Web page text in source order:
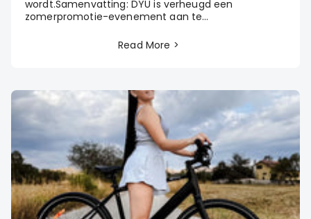
wordt.Samenvatting: DYU is verheugd een
zomerpromotie-evenement aan te...
Read More >